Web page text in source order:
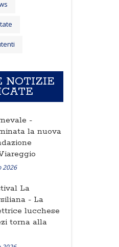
NOTIZIE
-
la nuova
2026
La
- La
lucchese
torna alla